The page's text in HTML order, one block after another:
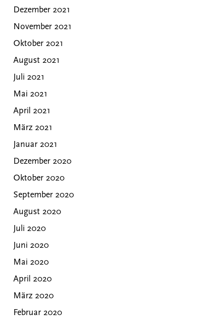
Dezember 2021
November 2021
Oktober 2021
August 2021
Juli 2021
Mai 2021
April 2021
März 2021
Januar 2021
Dezember 2020
Oktober 2020
September 2020
August 2020
Juli 2020
Juni 2020
Mai 2020
April 2020
März 2020
Februar 2020